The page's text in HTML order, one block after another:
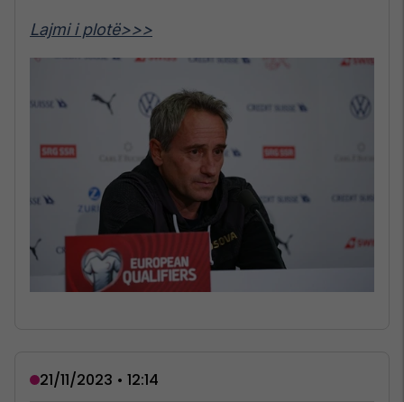
Lajmi i plotë>>>
21/11/2023 • 12:14